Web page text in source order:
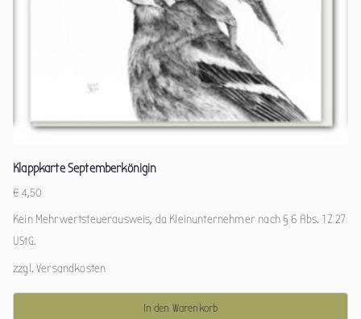
Klappkarte Septemberkönigin
€ 4,50
Kein Mehrwertsteuerausweis, da Kleinunternehmer nach § 6 Abs. 1 Z 27
UStG.
zzgl.Versandkosten
In den Warenkorb